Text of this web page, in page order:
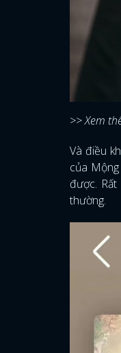
>> Xem
Và điều
của
được.
thường.